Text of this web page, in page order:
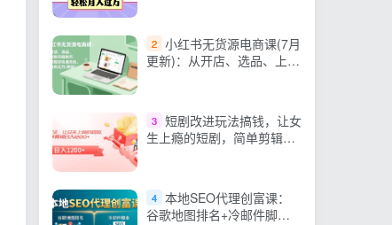
2 小红书无货源电商课(7月
更新)：从开店、选品、上架
3 短剧改进玩法搞钱，让女
生上瘾的短剧，简单剪辑日
4 本地SEO代理创富课：
谷歌地图排名+冷邮件脚